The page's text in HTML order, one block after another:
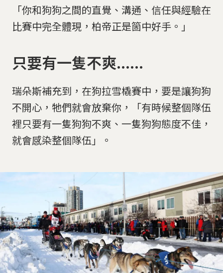
「你和狗狗之間的直覺、溝通、信任與經驗在
比賽中完全體現，柏帝正是箇中好手。」
只要有一隻不爽......
瑞朵斯補充到，在狗拉雪橇賽中，要是讓狗狗
不開心，牠們就會放棄你，「有時候整個隊伍
裡只要有一隻狗狗不爽、一隻狗狗態度不佳，
就會感染整個隊伍」。